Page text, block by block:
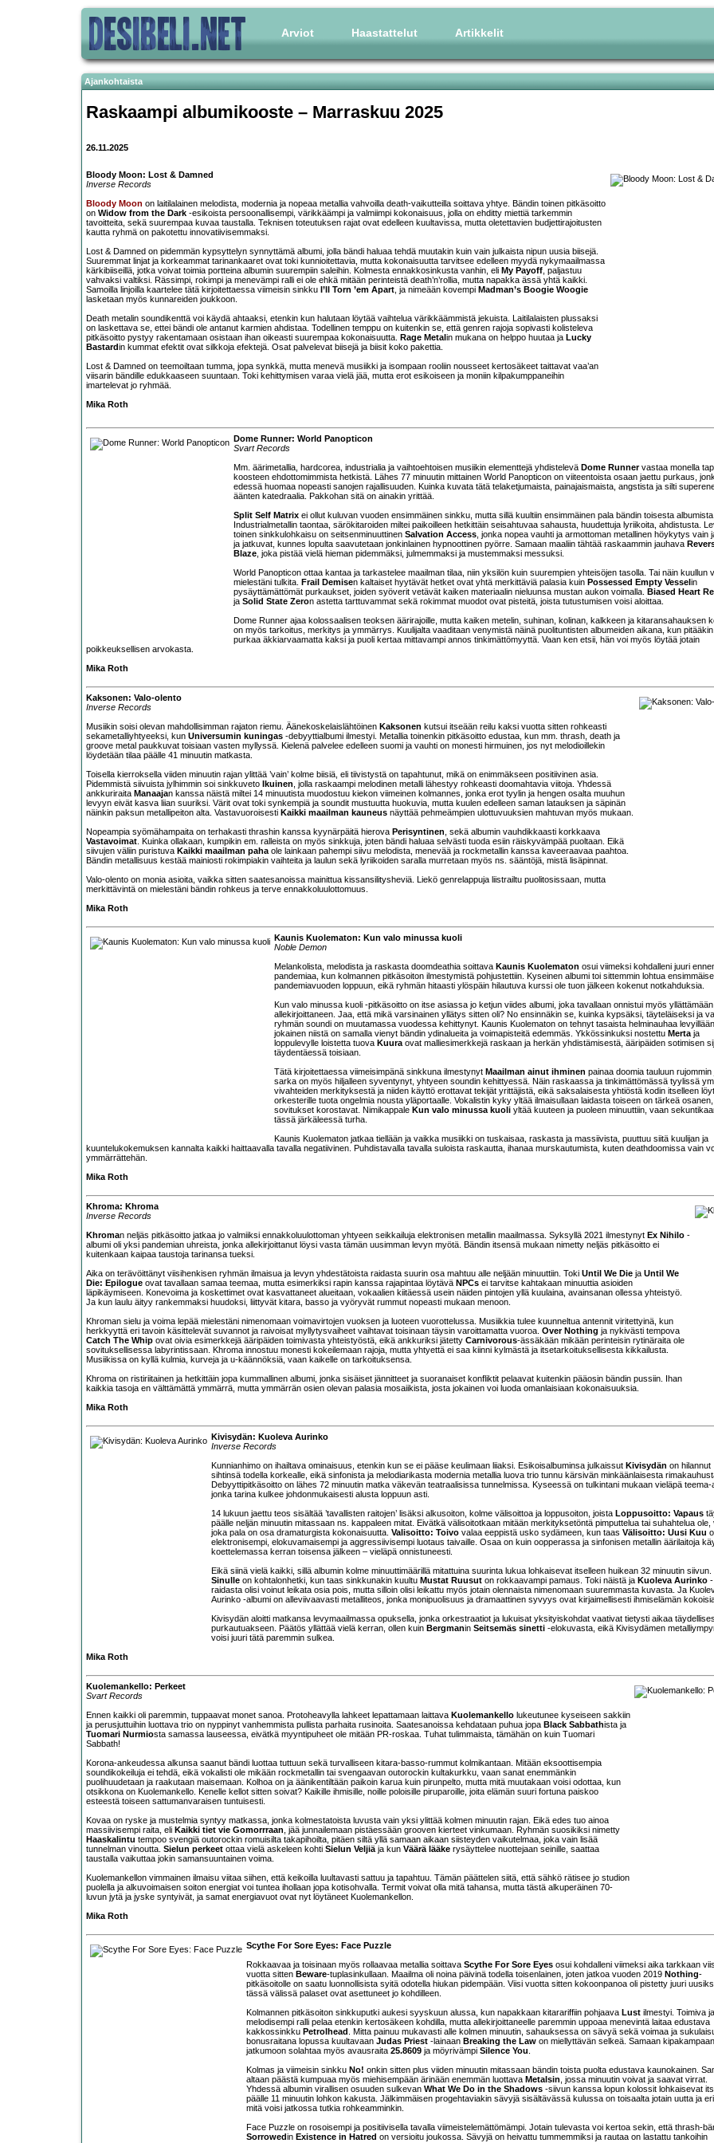
Arviot Haastattelut Artikkelit
Ajankohtaista
Raskaampi albumikooste – Marraskuu 2025
26.11.2025
Bloody Moon: Lost & Damned
Inverse Records
Bloody Moon on laitilalainen melodista, modernia ja nopeaa metallia vahvoilla death-vaikutteilla soittava yhtye. Bändin toinen pitkäsoitto
on Widow from the Dark -esikoista persoonallisempi, värikkäämpi ja valmiimpi kokonaisuus, jolla on ehditty miettiä tarkemmin
tavoitteita, sekä suurempaa kuvaa taustalla. Teknisen toteutuksen rajat ovat edelleen kuultavissa, mutta oletettavien budjettirajoitusten
kautta ryhmä on pakotettu innovatiivisemmaksi.
Lost & Damned on pidemmän kypsyttelyn synnyttämä albumi, jolla bändi haluaa tehdä muutakin kuin vain julkaista nipun uusia biisejä.
Suuremmat linjat ja korkeammat tarinankaaret ovat toki kunnioitettavia, mutta kokonaisuutta tarvitsee edelleen myydä nykymaailmassa
kärkibiiseillä, jotka voivat toimia portteina albumin suurempiin saleihin. Kolmesta ennakkosinkusta vanhin, eli My Payoff, paljastuu
vahvaksi valtiksi. Rässimpi, rokimpi ja menevämpi ralli ei ole ehkä mitään perinteistä death’n’rollia, mutta napakka ässä yhtä kaikki.
Samoilla linjoilla kaartelee tätä kirjoitettaessa viimeisin sinkku I’ll Torn ’em Apart, ja nimeään kovempi Madman’s Boogie Woogie
lasketaan myös kunnareiden joukkoon.
Death metalin soundikenttä voi käydä ahtaaksi, etenkin kun halutaan löytää vaihtelua värikkäämmistä jekuista. Laitilalaisten plussaksi
on laskettava se, ettei bändi ole antanut karmien ahdistaa. Todellinen temppu on kuitenkin se, että genren rajoja sopivasti kolisteleva
pitkäsoitto pystyy rakentamaan osistaan ihan oikeasti suurempaa kokonaisuutta. Rage Metalin mukana on helppo huutaa ja Lucky
Bastardin kummat efektit ovat silkkoja efektejä. Osat palvelevat biisejä ja biisit koko pakettia.
Lost & Damned on teemoiltaan tumma, jopa synkkä, mutta menevä musiikki ja isompaan rooliin nousseet kertosäkeet taittavat vaa’an
viisarin bändille edukkaaseen suuntaan. Toki kehittymisen varaa vielä jää, mutta erot esikoiseen ja moniin kilpakumppaneihin
imartelevat jo ryhmää.
Mika Roth
Dome Runner: World Panopticon
Svart Records
Mm. äärimetallia, hardcorea, industrialia ja vaihtoehtoisen musiikin elementtejä yhdistelevä Dome Runnervastaa monella
koosteen ehdottomimmista hetkistä. Lähes 77 minuutin mittainen World Panopticon on viiteentoista osaan jaettu purkaus,
edessä huomaa nopeasti sanojen rajallisuuden. Kuinka kuvata tätä telaketjumaista, painajaismaista, angstista ja silti
äänten katedraalia. Pakkohan sitä on ainakin yrittää.
Split Self Matrix ei ollut kuluvan vuoden ensimmäinen sinkku, mutta sillä kuultiin ensimmäinen pala bändin toisesta albumista.
Industrialmetallin taontaa, särökitaroiden miltei paikoilleen hetkittäin seisahtuvaa sahausta, huudettuja lyriikoita, ahdistusta.
toinen sinkkulohkaisu on seitsenminuuttinen Salvation Access , jonka nopea vauhti ja armottoman metallinen höykytys vain
ja jatkuvat, kunnes lopulta saavutetaan jonkinlainen hypnoottinen pyörre. Samaan maaliin tähtää raskaammin jauhava
Blaze , joka pistää vielä hieman pidemmäksi, julmemmaksi ja mustemmaksi messuksi.
World Panopticon ottaa kantaa ja tarkastelee maailman tilaa, niin yksilön kuin suurempien yhteisöjen tasolla. Tai näin kuullun
mielestäni tulkita. Frail Demisen kaltaiset hyytävät hetket ovat yhtä merkittäviä palasia kuin Possessed Empty Vesselin
pysäyttämättömät purkaukset, joiden syöverit vetävät kaiken materiaalin nieluunsa mustan aukon voimalla. Biased Heart
ja Solid State Zeron astetta tarttuvammat sekä rokimmat muodot ovat pisteitä, joista tutustumisen voisi aloittaa.
Dome Runner ajaa kolossaalisen teoksen äärirajoille, mutta kaiken metelin, suhinan, kolinan, kalkkeen ja kitaransahauksen
on myös tarkoitus, merkitys ja ymmärrys. Kuulijalta vaaditaan venymistä näinä puolituntisten albumeiden aikana, kun pitääkin
purkaa äkkiarvaamatta kaksi ja puoli kertaa mittavampi annos tinkimättömyyttä. Vaan ken etsii, hän voi myös löytää jotain
poikkeuksellisen arvokasta.
Mika Roth
Kaksonen: Valo-olento
Inverse Records
Musiikin soisi olevan mahdollisimman rajaton riemu. Äänekoskelaislähtöinen Kaksonen kutsui itseään reilu kaksi vuotta sitten rohkeasti
sekametalliyhtyeeksi, kun Universumin kuningas -debyyttialbumi ilmestyi. Metallia toinenkin pitkäsoitto edustaa, kun mm. thrash, death ja
groove metal paukkuvat toisiaan vasten myllyssä. Kielenä palvelee edelleen suomi ja vauhti on monesti hirmuinen, jos nyt melodioillekin
löydetään tilaa päälle 41 minuutin matkasta.
Toisella kierroksella viiden minuutin rajan ylittää ’vain’ kolme biisiä, eli tiivistystä on tapahtunut, mikä on enimmäkseen positiivinen asia.
Pidemmistä siivuista jylhimmin soi sinkkuveto Ikuinen , jolla raskaampi melodinen metalli lähestyy rohkeasti doomahtavia viitoja. Yhdessä
ankkuriraita Manaajan kanssa näistä miltei 14 minuutista muodostuu kiekon viimeinen kolmannes, jonka erot tyylin ja hengen osalta muuhun
levyyn eivät kasva liian suuriksi. Värit ovat toki synkempiä ja soundit mustuutta huokuvia, mutta kuulen edelleen saman latauksen ja säpinän
näinkin paksun metallipeiton alta. Vastavuoroisesti Kaikki maailman kauneus näyttää pehmeämpien ulottuvuuksien mahtuvan myös mukaan.
Nopeampia syömähampaita on terhakasti thrashin kanssa kyynärpäitä hierova Perisyntinen , sekä albumin vauhdikkaasti korkkaava
Vastavoimat . Kuinka ollakaan, kumpikin em. ralleista on myös sinkkuja, joten bändi haluaa selvästi tuoda esiin räiskyvämpää puoltaan. Eikä
siivujen väliin puristuva Kaikki maailman paha ole lainkaan pahempi siivu melodista, menevää ja rockmetallin kanssa kaveeraavaa paahtoa.
Bändin metallisuus kestää mainiosti rokimpiakin vaihteita ja laulun sekä lyriikoiden saralla murretaan myös ns. sääntöjä, mistä lisäpinnat.
Valo-olento on monia asioita, vaikka sitten saatesanoissa mainittua kissansilitysheviä. Liekö genrelappuja liistrailtu puolitosissaan, mutta
merkittävintä on mielestäni bändin rohkeus ja terve ennakkoluulottomuus.
Mika Roth
Kaunis Kuolematon: Kun valo minussa kuoli
Noble Demon
Melankolista, melodista ja raskasta doomdeathia soittava Kaunis Kuolematon osui viimeksi kohdalleni juuri
pandemiaa, kun kolmannen pitkäsoiton ilmestymistä pohjustettiin. Kyseinen albumi toi sittemmin lohtua
pandemiavuoden loppuun, eikä ryhmän hitaasti ylöspäin hilautuva kurssi ole tuon jälkeen kokenut notkahduksia.
Kun valo minussa kuoli -pitkäsoitto on itse asiassa jo ketjun viides albumi, joka tavallaan onnistui myös yllättämään
allekirjoittaneen. Jaa, että mikä varsinainen yllätys sitten oli? No ensinnäkin se, kuinka kypsäksi, täyteläiseksi ja
ryhmän soundi on muutamassa vuodessa kehittynyt. Kaunis Kuolematon on tehnyt tasaista helminauhaa
jokainen niistä on samalla vienyt bändin ydinalueita ja voimapisteitä edemmäs. Ykkössinkuksi nostettu Merta ja
loppulevylle loistetta tuova Kuura ovat malliesimerkkejä raskaan ja herkän yhdistämisestä, ääripäiden sotimisen
täydentäessä toisiaan.
Tätä kirjoitettaessa viimeisimpänä sinkkuna ilmestynyt Maailman ainut ihminen painaa doomia tauluun rujommin
sarka on myös hiljalleen syventynyt, yhtyeen soundin kehittyessä. Näin raskaassa ja tinkimättömässä tyylissä
vivahteiden merkityksestä ja niiden käyttö erottavat tekijät yrittäjistä, eikä saksalaisesta yhtiöstä kodin itselleen
orkesterille tuota ongelmia nousta yläportaalle. Vokalistin kyky yltää ilmaisullaan laidasta toiseen on tärkeä
sovitukset korostavat. Nimikappale Kun valo minussa kuoli yltää kuuteen ja puoleen minuuttiin, vaan
tässä järkäleessä turha.
Kaunis Kuolematon jatkaa tiellään ja vaikka musiikki on tuskaisaa, raskasta ja massiivista, puuttuu siitä kuulijan ja
kuuntelukokemuksen kannalta kaikki haittaavalla tavalla negatiivinen. Puhdistavalla tavalla suloista raskautta, ihanaa murskautumista, kuten deathdoomissa vain
ymmärrättehän.
Mika Roth
Khroma: Khroma
Inverse Records
Khroman neljäs pitkäsoitto jatkaa jo valmiiksi ennakkoluulottoman yhtyeen seikkailuja elektronisen metallin maailmassa. Syksyllä 2021 ilmestynyt Ex Nihilo -
albumi oli yksi pandemian uhreista, jonka allekirjoittanut löysi vasta tämän uusimman levyn myötä. Bändin itsensä mukaan nimetty neljäs pitkäsoitto ei
kuitenkaan kaipaa taustoja tarinansa tueksi.
Aika on terävöittänyt viisihenkisen ryhmän ilmaisua ja levyn yhdestätoista raidasta suurin osa mahtuu alle neljään minuuttiin. Toki Until We Die ja Until We
Die: Epilogue ovat tavallaan samaa teemaa, mutta esimerkiksi rapin kanssa rajapintaa löytävä NPCs ei tarvitse kahtakaan minuuttia asioiden
läpikäymiseen. Konevoima ja koskettimet ovat kasvattaneet alueitaan, vokaalien kiitäessä usein näiden pintojen yllä kuulaina, avainsanan ollessa yhteistyö.
Ja kun laulu äityy rankemmaksi huudoksi, liittyvät kitara, basso ja vyöryvät rummut nopeasti mukaan menoon.
Khroman sielu ja voima lepää mielestäni nimenomaan voimavirtojen vuoksen ja luoteen vuorottelussa. Musiikkia tulee kuunneltua antennit viritettyinä, kun
herkkyyttä eri tavoin käsittelevät suvannot ja raivoisat myllytysvaiheet vaihtavat toisinaan täysin varoittamatta vuoroa. Over Nothing ja nykivästi tempova
Catch The Whip ovat oivia esimerkkejä ääripäiden toimivasta yhteistyöstä, eikä ankkuriksi jätetty Carnivorous-ässäkään mikään perinteisin rytinäraita ole
sovituksellisessa labyrintissaan. Khroma innostuu monesti kokeilemaan rajoja, mutta yhtyettä ei saa kiinni kylmästä ja itsetarkoituksellisesta kikkailusta.
Musiikissa on kyllä kulmia, kurveja ja u-käännöksiä, vaan kaikelle on tarkoituksensa.
Khroma on ristiriitainen ja hetkittäin jopa kummallinen albumi, jonka sisäiset jännitteet ja suoranaiset konfliktit pelaavat kuitenkin pääosin bändin pussiin. Ihan
kaikkia tasoja en välttämättä ymmärrä, mutta ymmärrän osien olevan palasia mosaiikista, josta jokainen voi luoda omanlaisiaan kokonaisuuksia.
Mika Roth
Kivisydän: Kuoleva Aurinko
Inverse Records
Kunnianhimo on ihailtava ominaisuus, etenkin kun se ei pääse keulimaan liiaksi. Esikoisalbuminsa julkaissut Kivisydän on hilannut
sihtinsä todella korkealle, eikä sinfonista ja melodiarikasta modernia metallia luova trio tunnu kärsivän minkäänlaisesta
Debyyttipitkäsoitto on lähes 72 minuutin matka väkevän teatraalisissa tunnelmissa. Kyseessä on tulkintani mukaan vieläpä teema-
jonka tarina kulkee johdonmukaisesti alusta loppuun asti.
14 lukuun jaettu teos sisältää ’tavallisten raitojen’ lisäksi alkusoiton, kolme välisoittoa ja loppusoiton, joista Loppusoitto: Vapaus
päälle neljän minuutin mitassaan ns. kappaleen mitat. Eivätkä välisoitotkaan mitään merkityksetöntä pimputtelua tai suhahtelua ole,
joka pala on osa dramaturgista kokonaisuutta. Valisoitto: Toivo valaa eeppistä usko sydämeen, kun taas Välisoitto: Uusi Kuu
elektronisempi, elokuvamaisempi ja aggressiivisempi luotaus taivaille. Osaa on kuin oopperassa ja sinfonisen metallin äärilaitoja
koettelemassa kerran toisensa jälkeen – vieläpä onnistuneesti.
Eikä siinä vielä kaikki, sillä albumin kolme minuuttimäärillä mitattuina suurinta lukua lohkaisevat itselleen huikean 32 minuutin siivun.
Sinulle on kohtalonhetki, kun taas sinkkunakin kuultu Mustat Ruusut on rokkaavampi pamaus. Toki näistä ja Kuoleva Aurinko -
raidasta olisi voinut leikata osia pois, mutta silloin olisi leikattu myös jotain olennaista nimenomaan suuremmasta kuvasta. Ja
Aurinko -albumi on alleviivaavasti metalliteos, jonka monipuolisuus ja dramaattinen syvyys ovat kirjaimellisesti ihmiselämän
Kivisydän aloitti matkansa levymaailmassa opuksella, jonka orkestraatiot ja lukuisat yksityiskohdat vaativat tietysti aikaa
purkautuakseen. Päätös yllättää vielä kerran, ollen kuin Bergmanin Seitsemäs sinetti -elokuvasta, eikä Kivisydämen
voisi juuri tätä paremmin sulkea.
Mika Roth
Kuolemankello: Perkeet
Svart Records
Ennen kaikki oli paremmin, tuppaavat monet sanoa. Protoheavylla lahkeet lepattamaan laittava Kuolemankello lukeutunee kyseiseen sakkiin
ja perusjuttuihin luottava trio on nyppinyt vanhemmista pullista parhaita rusinoita. Saatesanoissa kehdataan puhua jopa Black Sabbathista ja
Tuomari Nurmiosta samassa lauseessa, eivätkä myyntipuheet ole mitään PR-roskaa. Tuhat tulimmaista, tämähän on kuin Tuomari
Sabbath!
Korona-ankeudessa alkunsa saanut bändi luottaa tuttuun sekä turvalliseen kitara-basso-rummut kolmikantaan. Mitään eksoottisempia
soundikokeiluja ei tehdä, eikä vokalisti ole mikään rockmetallin tai svengaavan outorockin kultakurkku, vaan sanat enemmänkin
puolihuudetaan ja raakutaan maisemaan. Kolhoa on ja äänikentiltään paikoin karua kuin pirunpelto, mutta mitä muutakaan voisi odottaa, kun
otsikkona on Kuolemankello. Kenelle kellot sitten soivat? Kaikille ihmisille, noille poloisille piruparoille, joita elämän suuri fortuna paiskoo
esteestä toiseen sattumanvaraisen tuntuisesti.
Kovaa on ryske ja mustelmia syntyy matkassa, jonka kolmestatoista luvusta vain yksi ylittää kolmen minuutin rajan. Eikä edes tuo ainoa
massiivisempi raita, eli Kaikki tiet vie Gomorrraan , jää junnailemaan pistäessään grooven kierteet vinkumaan. Ryhmän suosikiksi nimetty
Haaskalintu tempoo svengiä outorockin romuisilta takapihoilta, pitäen siltä yllä samaan aikaan siisteyden vaikutelmaa, joka vain lisää
tunnelman vinoutta. Sielun perkeet ottaa vielä askeleen kohti Sielun Veljiä ja kun Väärä lääke rysäyttelee nuottejaan seinille, saattaa
taustalla vaikuttaa jokin samansuuntainen voima.
Kuolemankellon vimmainen ilmaisu viitaa siihen, että keikoilla luultavasti sattuu ja tapahtuu. Tämän päättelen siitä, että sähkö rätisee jo studion
puolella ja alkuvoimaisen soiton energiat voi tuntea ihollaan jopa kotisohvalla. Termit voivat olla mitä tahansa, mutta tästä alkuperäinen 70-
luvun jytä ja jyske syntyivät, ja samat energiavuot ovat nyt löytäneet Kuolemankellon.
Mika Roth
Scythe For Sore Eyes: Face Puzzle
Rokkaavaa ja toisinaan myös rollaavaa metallia soittava Scythe For Sore Eyes osui kohdalleni viimeksi aika tarkkaan
vuotta sitten Beware-tuplasinkullaan. Maailma oli noina päivinä todella toisenlainen, joten jatkoa vuoden 2019 Nothing-
pitkäsoitolle on saatu luonnollisista syitä odotella hiukan pidempään. Viisi vuotta sitten kokoonpanoa oli pistetty juuri
tässä välissä palaset ovat asettuneet jo kohdilleen.
Kolmannen pitkäsoiton sinkkuputki aukesi syyskuun alussa, kun napakkaan kitarariffiin pohjaava Lust ilmestyi. Toimiva ja
melodisempi ralli pelaa etenkin kertosäkeen kohdilla, mutta allekirjoittaneelle paremmin uppoaa menevintä laitaa edustava
kakkossinkku Petrolhead . Mitta painuu mukavasti alle kolmen minuutin, sahauksessa on sävyä sekä voimaa ja
bonusraitana lopussa kuultavaan Judas Priest -lainaan Breaking the Law on miellyttävän selkeä. Samaan kipakampaan
jatkumoon solahtaa myös avausraita 25.8609 ja möyrivämpi Silence You
Kolmas ja viimeisin sinkku No! onkin sitten plus viiden minuutin mitassaan bändin toista puolta edustava kaunokainen.
altaan päästä kumpuaa myös miehisempään ärinään enemmän luottava Metalsin , jossa minuutin voivat ja saavat virrat.
Yhdessä albumin virallisen osuuden sulkevan What We Do in the Shadows -siivun kanssa lopun kolossit lohkaisevat
päälle 11 minuutin lohkon kakusta. Jälkimmäisen progehtaviakin sävyjä sisältävässä kulussa on toisaalta jotain uutta ja
mitä voisi jatkossa tutkia rohkeamminkin.
Face Puzzle on rosoisempi ja positiivisella tavalla viimeistelemättömämpi. Jotain tulevasta voi kertoa sekin, että thrash-
Sorrowedin Existence in Hatred on versioitu joukossa. Sävyjä on heivattu tummemmiksi ja rautaa on lastattu tankoihin